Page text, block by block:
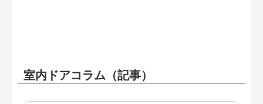
室内ドアコラム（記事）